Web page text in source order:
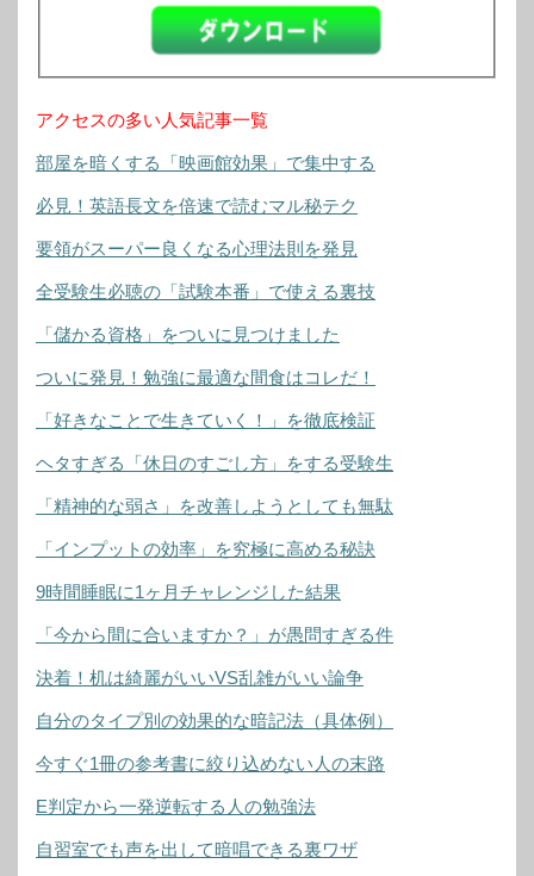
アクセスの多い人気記事一覧
部屋を暗くする「映画館効果」で集中する
必見！英語長文を倍速で読むマル秘テク
要領がスーパー良くなる心理法則を発見
全受験生必聴の「試験本番」で使える裏技
「儲かる資格」をついに見つけました
ついに発見！勉強に最適な間食はコレだ！
「好きなことで生きていく！」を徹底検証
ヘタすぎる「休日のすごし方」をする受験生
「精神的な弱さ」を改善しようとしても無駄
「インプットの効率」を究極に高める秘訣
9時間睡眠に1ヶ月チャレンジした結果
「今から間に合いますか？」が愚問すぎる件
決着！机は綺麗がいいVS乱雑がいい論争
自分のタイプ別の効果的な暗記法（具体例）
今すぐ1冊の参考書に絞り込めない人の末路
E判定から一発逆転する人の勉強法
自習室でも声を出して暗唱できる裏ワザ